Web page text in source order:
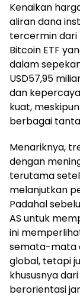
Kenaikan
aliran dana
tercermin dari
Bitcoin ETF
dalam
USD57,95
dan
kuat,
berbagai
Menariknya,
dengan
terutama
melanjutkan
Padahal
AS untuk
ini
semata-mata
global, tetapi
khususnya
berorientasi